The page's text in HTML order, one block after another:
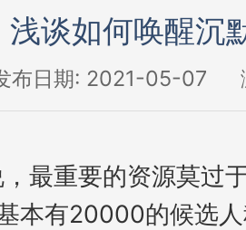
浅谈如何唤醒沉
布日期: 2021-05-07
最重要的资源莫过
本有20000的候选